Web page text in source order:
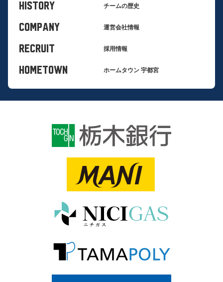
HISTORY チームの歴史
COMPANY 運営会社情報
RECRUIT 採用情報
HOMETOWN ホームタウン 宇都宮